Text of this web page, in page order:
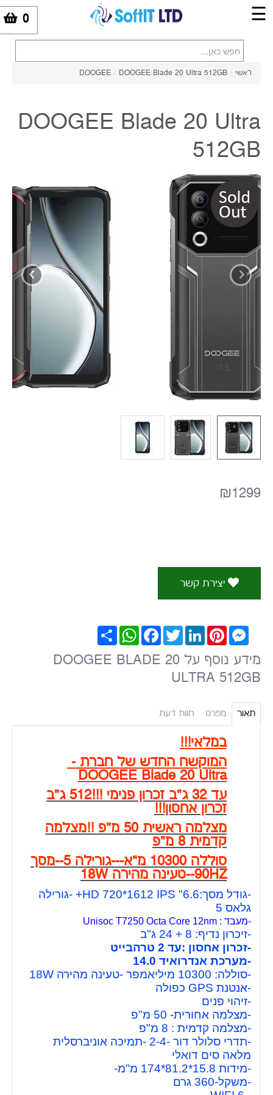
0 ☰
ראשי /
DOOGEE / DOOGEE Blade 20 Ultra 512GB
DOOGEE Blade 20 Ultra
512GB
₪1299
יצירת קשר
שתף
WhatsAppFacebook TwitterLinkedInPinterest
Messenger
מידע נוסף על DOOGEE BLADE 20
ULTRA 512GB
תאור מפרט חוות דעת
במלאי!!!
המוקשח החדש של חברת -
DOOGEE Blade 20 Ultra
עד 32 ג"ב זכרון פנימי !!!512 ג"ב
זכרון אחסון!!!
מצלמה ראשית 50 מ"פ !!מצלמה
קדמית 8 מ"פ
סוללה 10300 מ"א---גורילה 5--מסך
90HZ--טעינה מהירה 18W
-גודל מסך:6.6" HD 720*1612 IPS+ -גורילה
גלאס 5
-מעבד : Unisoc T7250 Octa Core 12nm
-זיכרון נדיף: 8 + 24 ג"ב
-זכרון אחסון :עד 2 טרהבייט
-מערכת אנדרואיד 14.0
-סוללה: 10300 מיליאמפר -טעינה מהירה 18W
-אנטנת GPS כפולה
-זיהוי פנים
-מצלמה אחורית- 50 מ"פ
-מצלמה קדמית : 8 מ"פ
-תדרי סלולר דור -2-4 -תמיכה אוניברסלית
מלאה סים דואלי
-מידות 15.8*81.2*174
מ"מ-
-משקל-360 גרם